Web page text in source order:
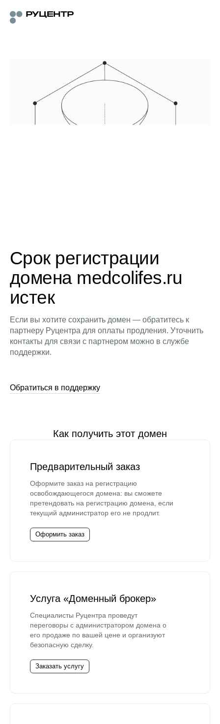
Срок регистрации
домена medcolifes.ru
истек
Если вы хотите сохранить домен — обратитесь к
партнеру Руцентра для оплаты продления. Уточнить
контакты для связи с партнером можно в службе
поддержки.
Обратиться в поддержку
Как получить этот домен
Предварительный заказ
Оформите заказ на регистрацию
освобождающегося домена: вы сможете
претендовать на регистрацию домена, если
текущий администратор его не продлит.
Оформить заказ
Услуга «Доменный брокер»
Специалисты Руцентра проведут
переговоры с администратором домена о
его продаже по вашей цене и организуют
безопасную сделку.
Заказать услугу